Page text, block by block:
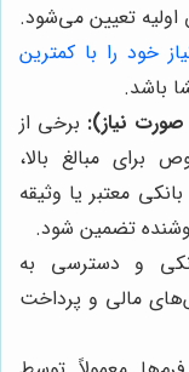
اولیه تعیین می‌شود.
خود را با کمترین
باشد.
نیاز): برخی از
مبالغ بالا،
معتبر یا وثیقه
تضمین شود.
و دسترسی به
مالی و پرداخت